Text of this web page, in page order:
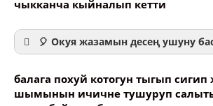
чыкканча кыйналып кетти
🎈 Окуя жазамын десең ушуну
балага похуй котогун тыгып сигип
шымынын ичичне тушуруп